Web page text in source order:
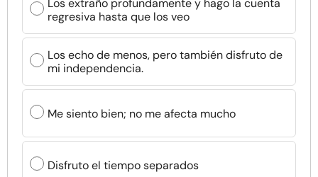
Los extraño profundamente y hago la cuenta
regresiva hasta que los veo
Los echo de menos, pero también disfruto de
mi independencia.
Me siento bien; no me afecta mucho
Disfruto el tiempo separados